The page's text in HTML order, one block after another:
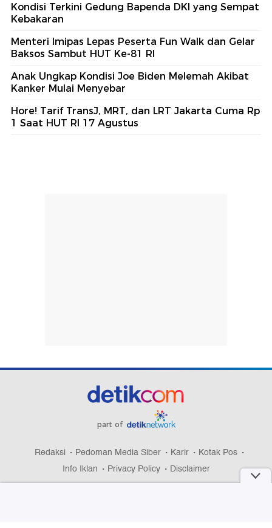
Kondisi Terkini Gedung Bapenda DKI yang Sempat
Kebakaran
Menteri Imipas Lepas Peserta Fun Walk dan Gelar
Baksos Sambut HUT Ke-81 RI
Anak Ungkap Kondisi Joe Biden Melemah Akibat
Kanker Mulai Menyebar
Hore! Tarif TransJ, MRT, dan LRT Jakarta Cuma Rp
1 Saat HUT RI 17 Agustus
part of
Redaksi Pedoman Media Siber Karir
Kotak Pos
Info Iklan
Privacy Policy Disclaimer